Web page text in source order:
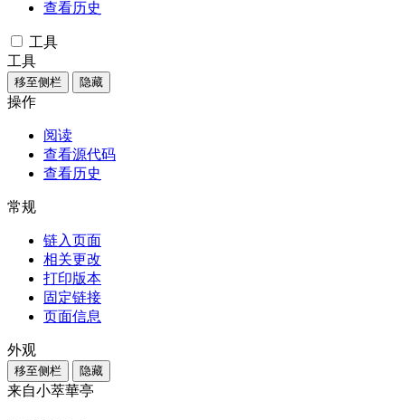
查看历史
工具
工具
移至侧栏 隐藏
操作
阅读
查看源代码
查看历史
常规
链入页面
相关更改
打印版本
固定链接
页面信息
外观
移至侧栏 隐藏
来自小萃華亭